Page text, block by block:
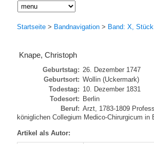
Startseite > Bandnavigation > Band: X,
Knape, Christoph
Geburtstag: 26. Dezember 1747
Geburtsort: Wollin (Uckermark)
Todestag: 10. Dezember 1831
Todesort: Berlin
Beruf: Arzt, 1783-1809
königlichen Collegium Medico-Chirurgicum in
Artikel als Autor: